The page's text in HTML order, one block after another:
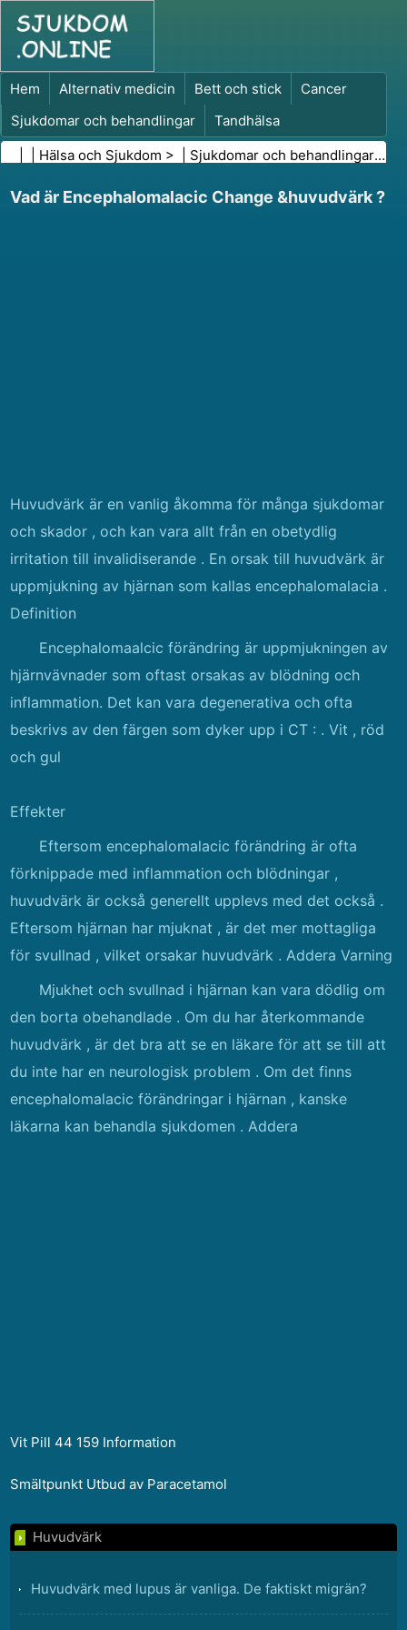
Hem Alternativ medicin Bett och stick
Cancer
Sjukdomar och behandlingar
Tandhälsa
Kost och näring
Familjehälsa
Hälsa och Sjukdom > | Sjukdomar och behandlingar|
Vad är Encephalomalacic Change &huvudvärk ?
Huvudvärk är en vanlig åkomma för många sjukdomar
och skador , och kan vara allt från en obetydlig
irritation till invalidiserande . En orsak till huvudvärk är
uppmjukning av hjärnan som kallas encephalomalacia .
Definition
Encephalomaalcic förändring är uppmjukningen av
hjärnvävnader som oftast orsakas av blödning och
inflammation. Det kan vara degenerativa och ofta
beskrivs av den färgen som dyker upp i CT : . Vit , röd
och gul
Effekter
Eftersom encephalomalacic förändring är ofta
förknippade med inflammation och blödningar ,
huvudvärk är också generellt upplevs med det också .
Eftersom hjärnan har mjuknat , är det mer mottagliga
för svullnad , vilket orsakar huvudvärk . Addera Varning
Mjukhet och svullnad i hjärnan kan vara dödlig om
den borta obehandlade . Om du har återkommande
huvudvärk , är det bra att se en läkare för att se till att
du inte har en neurologisk problem . Om det finns
encephalomalacic förändringar i hjärnan , kanske
läkarna kan behandla sjukdomen . Addera
Vit Pill 44 159 Information
Smältpunkt Utbud av Paracetamol
Huvudvärk
Huvudvärk med lupus är vanliga. De faktiskt migrän?